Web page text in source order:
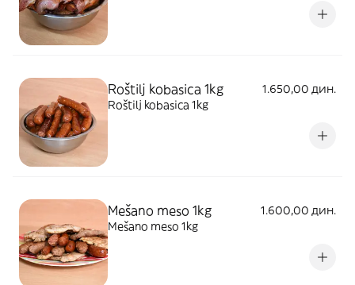
Roštilj kobasica 1kg
1.650,00 дин.
Roštilj kobasica 1kg
Mešano meso 1kg
1.600,00 дин.
Mešano meso 1kg